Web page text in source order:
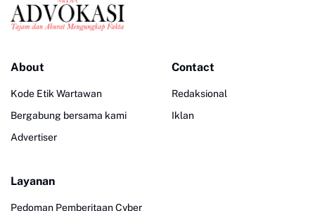
About
Kode Etik Wartawan
Bergabung bersama kami
Advertiser
Contact
Redaksional
Iklan
Layanan
Pedoman Pemberitaan Cyber